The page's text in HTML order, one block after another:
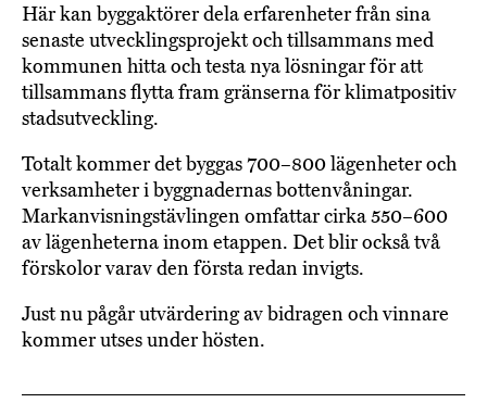
Här kan byggaktörer dela erfarenheter från sina
senaste utvecklingsprojekt och tillsammans med
kommunen hitta och testa nya lösningar för att
tillsammans flytta fram gränserna för klimatpositiv
stadsutveckling.
Totalt kommer det byggas 700–800 lägenheter och
verksamheter i byggnadernas bottenvåningar.
Markanvisningstävlingen omfattar cirka 550–600
av lägenheterna inom etappen. Det blir också två
förskolor varav den första redan invigts.
Just nu pågår utvärdering av bidragen och vinnare
kommer utses under hösten.